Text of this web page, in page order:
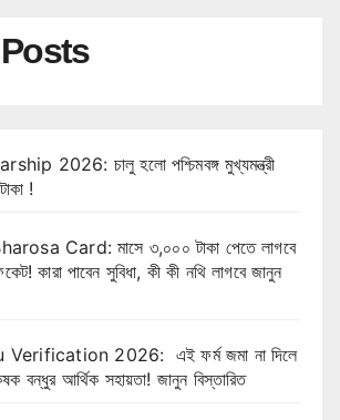
2026: চালু হলো পশ্চিমবঙ্গ মুখ্যমন্ত্রী
!
Card: মাসে ৩,০০০ টাকা পেতে লাগবে
কারা পাবেন সুবিধা, কী কী নথি লাগবে জানুন
2026: এই ফর্ম জমা না দিলে
বন্ধুর আর্থিক সহায়তা! জানুন বিস্তারিত